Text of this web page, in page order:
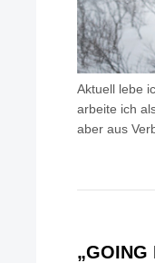
Aktuell lebe
arbeite ich
aber aus
„GOING